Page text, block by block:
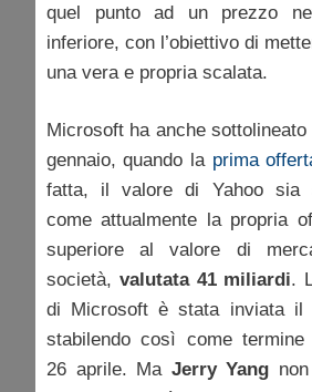
quel punto ad un prezzo
inferiore, con l’obiettivo di
una vera e propria scalata.
Microsoft ha anche
gennaio, quando la prima
fatta, il valore di Yahoo sia
come attualmente la propria
superiore al valore di
società, valutata 41 miliardi.
di Microsoft è stata inviata il
stabilendo così come termine
26 aprile. Ma Jerry Yang